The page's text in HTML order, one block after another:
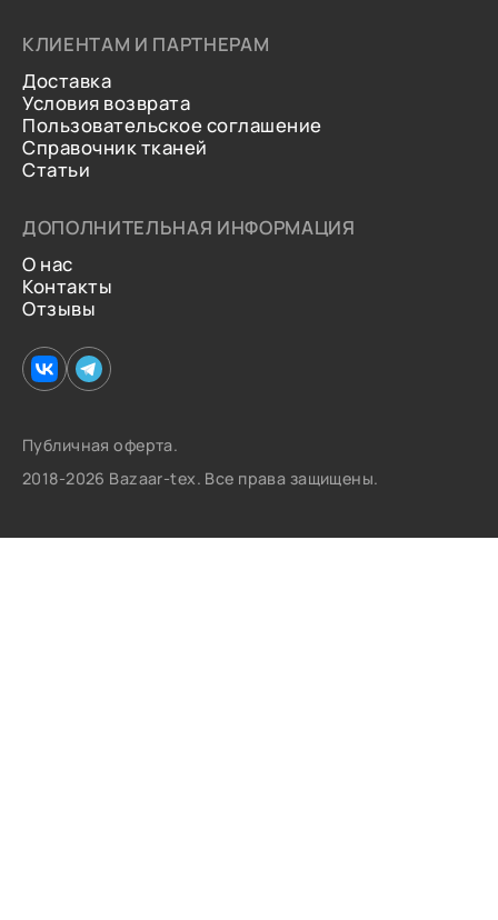
КЛИЕНТАМ И ПАРТНЕРАМ
Доставка
Условия возврата
Пользовательское соглашение
Справочник тканей
Статьи
ДОПОЛНИТЕЛЬНАЯ ИНФОРМАЦИЯ
О нас
Контакты
Отзывы
Публичная оферта.
2018-2026 Bazaar-tex. Все права защищены.